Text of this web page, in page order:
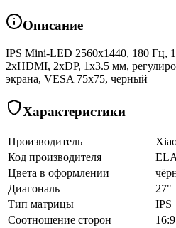
Описание
IPS Mini-LED 2560x1440, 180 Гц,
2xHDMI, 2xDP, 1x3.5 мм,
экрана, VESA 75x75, черный
Характеристики
Производитель
Код производителя
Цвета в оформлении
Диагональ
27"
Тип матрицы
IPS
Соотношение сторон
16:9